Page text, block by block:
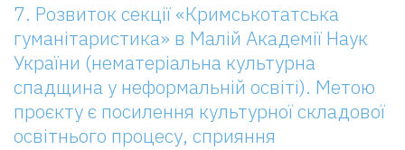
7. Розвиток секції «Кримськотатська
гуманітаристика» в Малій Академії Наук
України (нематеріальна культурна
спадщина у неформальній освіті). Метою
проєкту є посилення культурної складової
освітнього процесу, сприяння